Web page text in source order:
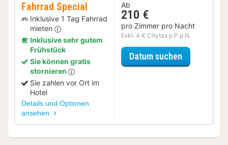
Fahrrad Special
Inklusive 1 Tag Fahrrad
mieten
Inklusive sehr gutem
Frühstück
Sie können gratis
stornieren
Sie zahlen vor Ort im
Hotel
Details und Optionen
ansehen
Ab
210 €
pro Zimmer pro Nacht
Exkl. 4 € Citytax p.P.p.N.
Datum suchen